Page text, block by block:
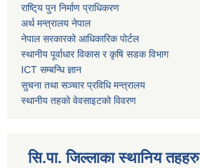
राष्टि्य पुन निर्माण प्राधिकरण
अर्थ मन्त्रालय नेपाल
नेपाल सरकारको आधिकारिक पोर्टल
स्थानीय पूर्वाधार विकास र कृषि सडक विभाग
ICT सम्बन्धि ज्ञान
सुचना तथा सञ्चार प्रविधि मन्त्रालय
स्थानीय तहको वेवसाइटको विवरण
सि.पा. जिल्लाका स्थानिय तहहरु